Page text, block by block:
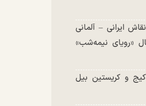
ایرانی – آلمانی
«رویای نیمه‌شب»
و کریستین بیل